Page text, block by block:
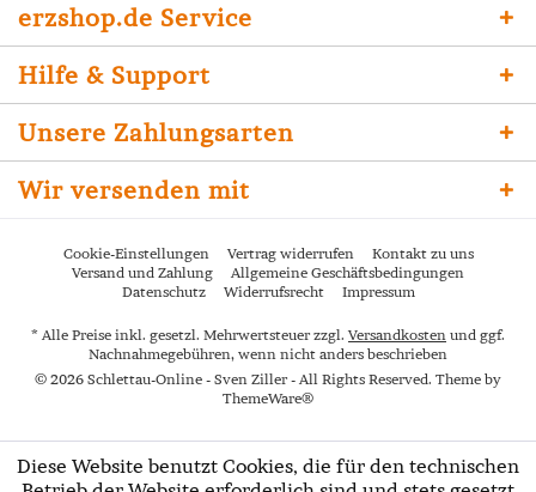
erzshop.de Service
Hilfe & Support
Unsere Zahlungsarten
Wir versenden mit
Cookie-Einstellungen Vertrag widerrufen
Kontakt zu uns
Versand und Zahlung
Allgemeine Geschäftsbedingungen
Datenschutz
Widerrufsrecht Impressum
* Alle Preise inkl. gesetzl. Mehrwertsteuer zzgl. Versandkosten und ggf.
Nachnahmegebühren, wenn nicht anders beschrieben
© 2026 Schlettau-Online - Sven Ziller - All Rights Reserved. Theme by
ThemeWare®
Diese Website benutzt Cookies, die für den technischen